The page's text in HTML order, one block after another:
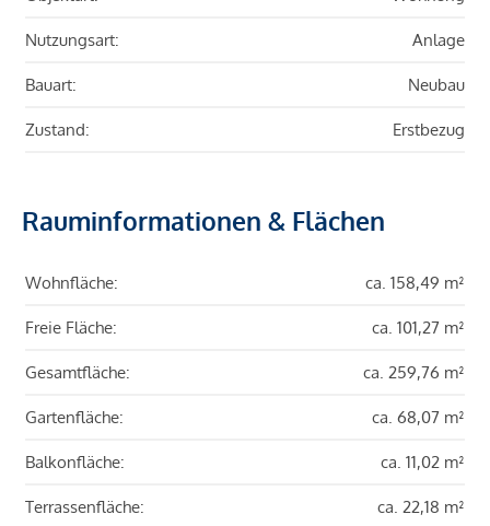
Nutzungsart: Anlage
Bauart: Neubau
Zustand: Erstbezug
Rauminformationen & Flächen
Wohnfläche: ca. 158,49 m²
Freie Fläche: ca. 101,27 m²
Gesamtfläche: ca. 259,76 m²
Gartenfläche: ca. 68,07 m²
Balkonfläche: ca. 11,02 m²
Terrassenfläche: ca. 22,18 m²